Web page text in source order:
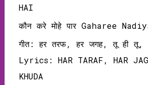
HAI
कौन करे मोहे पार Gaharee
गीत: हर तरफ, हर जगह, तू ही तू,
Lyrics: HAR TARAF, HAR
KHUDA